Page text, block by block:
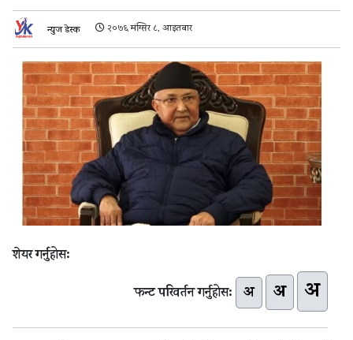
न्युज डेस्क २०७६ मंग्सिर ८, आइतबार
शेयर गर्नुहोस:
फन्ट परिवर्तन गर्नुहोस: अ अ अ